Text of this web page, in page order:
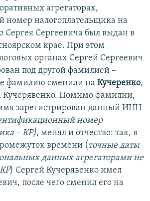
агрегаторах,
номер налогоплательщика на
Сергея Сергеевича был выдан в
крае. При этом
органах Сергей Сергеевич
под другой фамилией –
фамилию сменили на Кучеренко,
Кучерявенко. Помимо фамилии,
зарегистрирован данный ИНН
номер
– КР), менял и отчество: так, в
времени ( точные даты
данных агрегаторами не
) Сергей Кучерявенко имел
после чего сменил его на